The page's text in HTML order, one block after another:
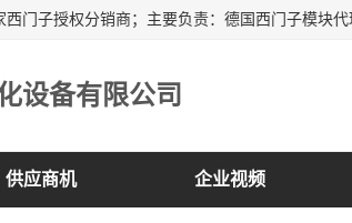
设备有限公司
供应商机 企业视频